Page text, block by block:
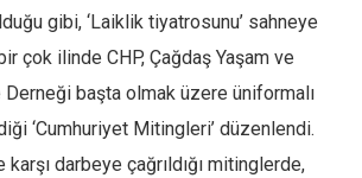
gibi, ‘Laiklik tiyatrosunu’ sahneye
çok ilinde CHP, Çağdaş Yaşam ve
başta olmak üzere üniformalı
‘Cumhuriyet Mitingleri’ düzenlendi.
karşı darbeye çağrıldığı mitinglerde,